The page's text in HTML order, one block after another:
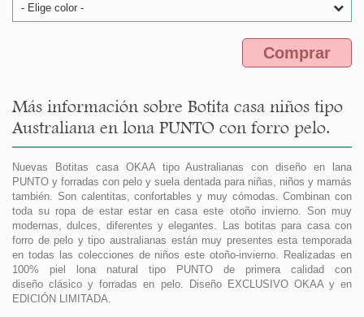
- Elige color -
Comprar
Más información sobre Botita casa niños tipo
Australiana en lona PUNTO con forro pelo.
Nuevas Botitas casa OKAA tipo Australianas con diseño en lana
PUNTO y forradas con pelo y suela dentada para niñas, niños y mamás
también. Son calentitas, confortables y muy cómodas. Combinan con
toda su ropa de estar estar en casa este otoño invierno. Son muy
modernas, dulces, diferentes y elegantes. Las botitas para casa con
forro de pelo y tipo australianas están muy presentes esta temporada
en todas las colecciones de niños este otoño-invierno. Realizadas en
100% piel lona natural tipo PUNTO de primera calidad con
diseño clásico y forradas en pelo. Diseño EXCLUSIVO OKAA y en
EDICIÓN LIMITADA.